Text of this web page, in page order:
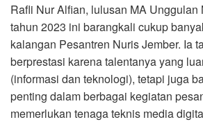
Rafli Nur Alfian, lulusan MA Unggulan
tahun 2023 ini barangkali cukup
kalangan Pesantren Nuris Jember. Ia
berprestasi karena talentanya yang
(informasi dan teknologi), tetapi juga
penting dalam berbagai kegiatan
memerlukan tenaga teknis media